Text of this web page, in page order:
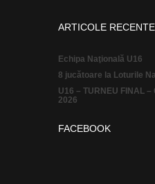
ARTICOLE RECENTE
Echipa Naţională U16
8 jucătoare la Loturile
U16 – TURNEU FINAL –
2026
FACEBOOK